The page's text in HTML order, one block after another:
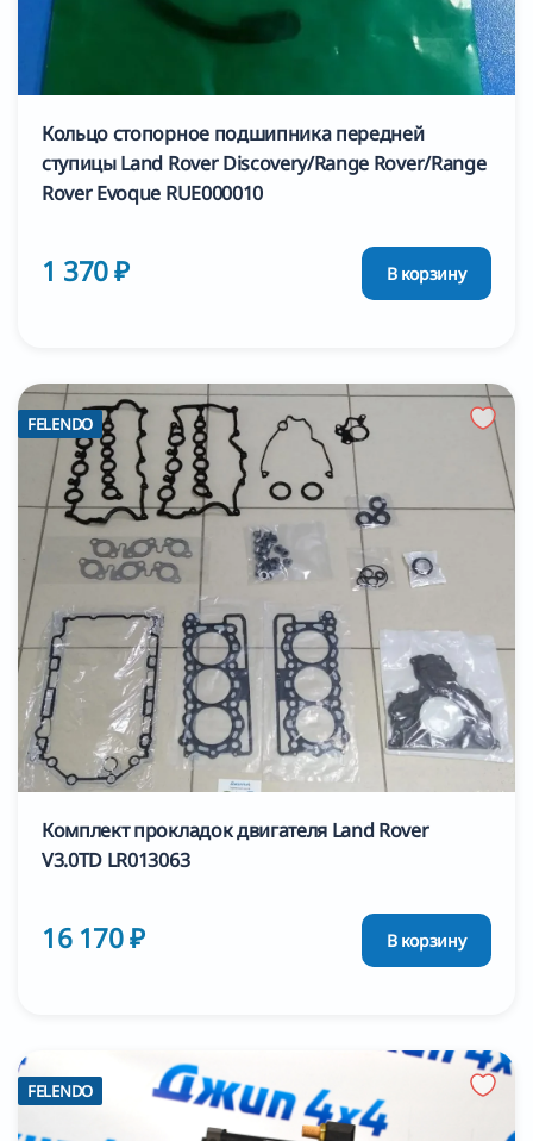
Кольцо стопорное подшипника передней
ступицы Land Rover Discovery/Range Rover/Range
Rover Evoque RUE000010
1 370 ₽ В корзину
FELENDO
Комплект прокладок двигателя Land Rover
V3.0TD LR013063
16 170 ₽ В корзину
FELENDO